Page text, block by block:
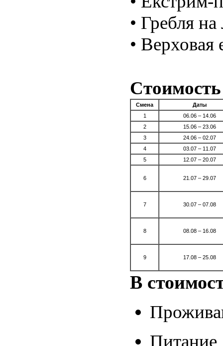
• Гребля на
• Верховая
Смена
Даты
1
06.06 – 14.06
2
15.06 – 23.06
3
24.06 – 02.07
4
03.07 – 11.07
5
12.07 – 20.07
6 21.07 – 29.07
7 30.07 – 07.08
8 08.08 – 16.08
9 17.08 – 25.08
В
Питание